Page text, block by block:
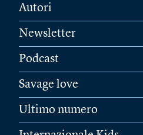
Autori
Newsletter
Podcast
Savage love
Ultimo numero